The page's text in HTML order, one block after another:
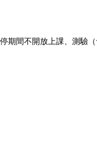
期間不開放上課、測驗